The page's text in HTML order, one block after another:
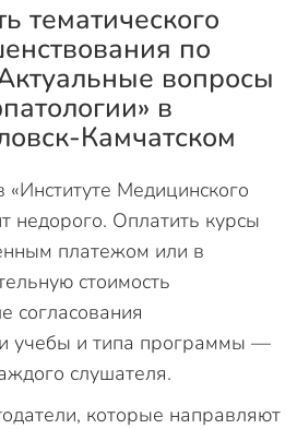
тематического
по
вопросы
в
Камчатском
Медицинского
недорого. Оплатить курсы
платежом или в
стоимость
согласования
учебы и типа программы —
слушателя.
которые направляют